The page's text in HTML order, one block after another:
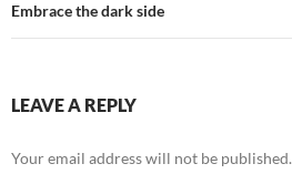
Embrace the dark side
LEAVE A REPLY
Your email address will not be published.